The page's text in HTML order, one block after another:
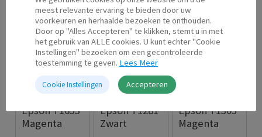
Epson T1633
Magenta
Second Life
Epson T1281
Zwart
Epson T1303
Magenta
meest relevante ervaring te bieden door uw
voorkeuren en herhaalde bezoeken te onthouden.
Door op "Alles Accepteren" te klikken, stemt u in met
het gebruik van ALLE cookies. U kunt echter "Cookie
Instellingen" bezoeken om een gecontroleerde
toestemming te geven. Lees Meer
Cookie Instellingen Accepteren